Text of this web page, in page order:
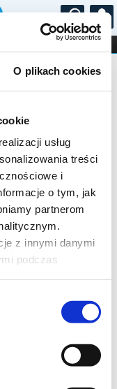
O plikach cookies
usług
treści
i
o tym, jak
partnerom
z innymi danymi
podczas
...
STAND-UP
wydarzenie